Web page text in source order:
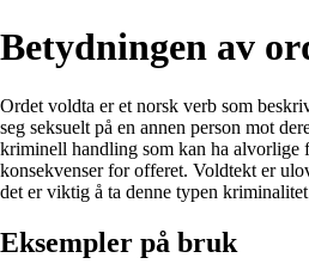
Betydningen av
Ordet voldta er et norsk verb som
seg seksuelt på en annen person mot
kriminell handling som kan ha alvorlige
konsekvenser for offeret. Voldtekt er
det er viktig å ta denne typen
Eksempler på bruk